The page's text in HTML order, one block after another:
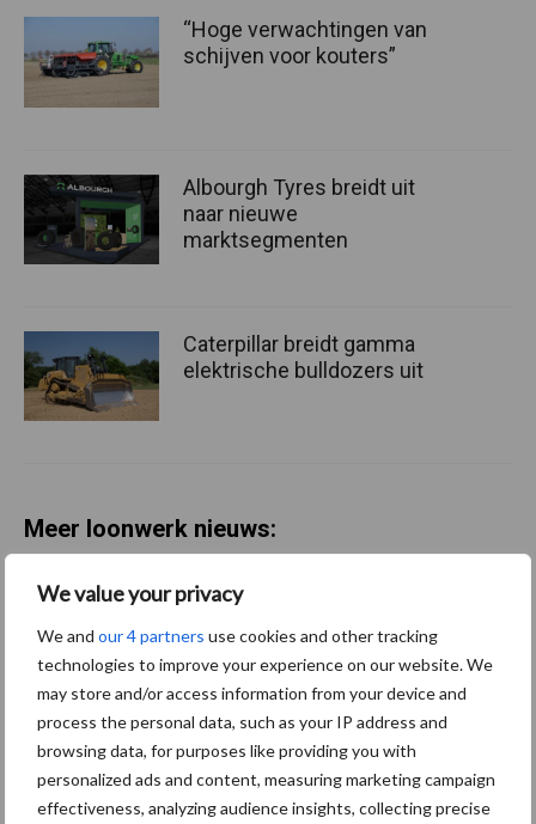
We value your privacy
We and our 4 partners use cookies and other tracking
technologies to improve your experience on our website. We
may store and/or access information from your device and
process the personal data, such as your IP address and
browsing data, for purposes like providing you with
personalized ads and content, measuring marketing campaign
effectiveness, analyzing audience insights, collecting precise
“Hoge verwachtingen van
schijven voor kouters”
Albourgh Tyres breidt uit
naar nieuwe
marktsegmenten
Caterpillar breidt gamma
elektrische bulldozers uit
Meer loonwerk nieuws:
Maak hier uw keuze:
bemesting Gewas & ruwvoer